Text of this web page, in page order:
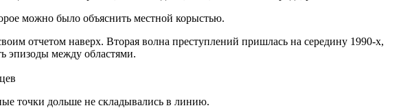
можно было объяснить местной корыстью.
отчетом наверх. Вторая волна преступлений пришлась на середину 1990-х,
эпизоды между областями.
точки дольше не складывались в линию.